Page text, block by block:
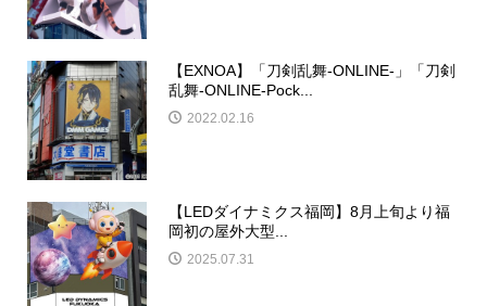
【EXNOA】「刀剣乱舞-ONLINE-」「刀剣
乱舞-ONLINE-Pock...
2022.02.16
【LEDダイナミクス福岡】8月上旬より福
岡初の屋外大型...
2025.07.31